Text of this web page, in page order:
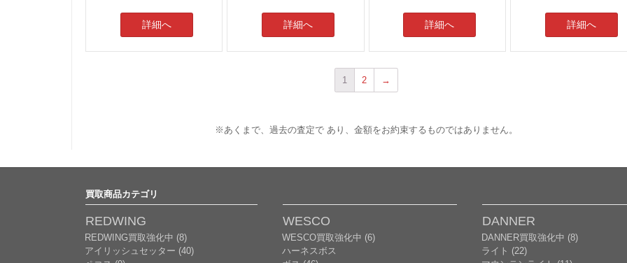
詳細へ 詳細へ 詳細へ 詳細へ
1 2 →
※あくまで、過去の査定で あり、金額をお約束するものではありません。
買取商品カテゴリ
REDWING
REDWING買取強化中 (8)
アイリッシュセッター (40)
WESCO
WESCO買取強化中 (6)
ハーネスボス
DANNER
DANNER買取強化中 (8)
ライト (22)